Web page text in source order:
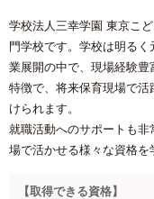
学校法人三幸学園 東京こ
門学校です。学校は明る
業展開の中で、現場経験
特徴で、将来保育現場で
けられます。
就職活動へのサポートも
場で活かせる様々な資格を
【取得できる資格】